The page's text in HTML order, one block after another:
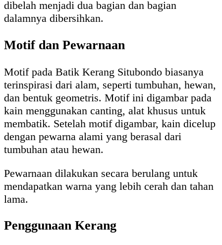
dibelah menjadi dua bagian dan bagian
dalamnya dibersihkan.
Motif dan Pewarnaan
Motif pada Batik Kerang Situbondo biasanya
terinspirasi dari alam, seperti tumbuhan, hewan,
dan bentuk geometris. Motif ini digambar pada
kain menggunakan canting, alat khusus untuk
membatik. Setelah motif digambar, kain dicelup
dengan pewarna alami yang berasal dari
tumbuhan atau hewan.
Pewarnaan dilakukan secara berulang untuk
mendapatkan warna yang lebih cerah dan tahan
lama.
Penggunaan Kerang